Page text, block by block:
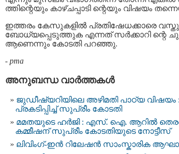
ത്തിന്റെയും കാഴ്ചപ്പാടി ന്റെയും വിഷയം
ഇത്തരം കേസുകളിൽ പ്രതിഷേധക്കാരെ
ബോധ്യപ്പെടുത്തുക എന്നത് സര്‍ക്കാറി ന്റെ
ആണെന്നും കോടതി പറഞ്ഞു.
- pma
അനുബന്ധ വാര്‍ത്തകള്‍
ജുഡീഷ്യറിയിലെ അഴിമതി പാഠ്യ വിഷയം
പ്രകടിപ്പിച്ച് സുപ്രീം കോടതി
മമതയുടെ ഹർജി : എസ്. ഐ. ആറില്‍
കമ്മീഷന്‌ സുപ്രീം കോടതിയുടെ നോട്ടീസ്‌
ലിവിംഗ്-ഇൻ റിലേഷൻ സാംസ്കാരിക